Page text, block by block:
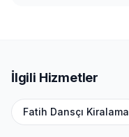
İlgili Hizmetler
Fatih Dansçı Kiralama